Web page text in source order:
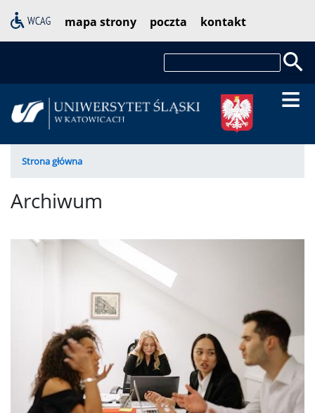
Przejdź
do
treści
Pasek
dostępności
mapa strony poczta kontakt
Ścieżka
Strona główna
Archiwum